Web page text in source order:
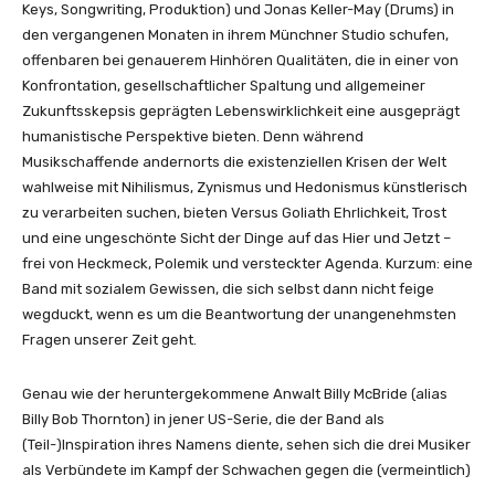
Keys, Songwriting, Produktion) und Jonas Keller-May (Drums) in
den vergangenen Monaten in ihrem Münchner Studio schufen,
offenbaren bei genauerem Hinhören Qualitäten, die in einer von
Konfrontation, gesellschaftlicher Spaltung und allgemeiner
Zukunftsskepsis geprägten Lebenswirklichkeit eine ausgeprägt
humanistische Perspektive bieten. Denn während
Musikschaffende andernorts die existenziellen Krisen der Welt
wahlweise mit Nihilismus, Zynismus und Hedonismus künstlerisch
zu verarbeiten suchen, bieten Versus Goliath Ehrlichkeit, Trost
und eine ungeschönte Sicht der Dinge auf das Hier und Jetzt –
frei von Heckmeck, Polemik und versteckter Agenda. Kurzum: eine
Band mit sozialem Gewissen, die sich selbst dann nicht feige
wegduckt, wenn es um die Beantwortung der unangenehmsten
Fragen unserer Zeit geht.
Genau wie der heruntergekommene Anwalt Billy McBride (alias
Billy Bob Thornton) in jener US-Serie, die der Band als
(Teil-)Inspiration ihres Namens diente, sehen sich die drei Musiker
als Verbündete im Kampf der Schwachen gegen die (vermeintlich)